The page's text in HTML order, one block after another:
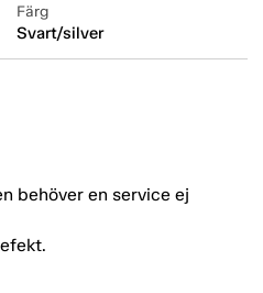
Färg
Svart/silver
behöver en service ej